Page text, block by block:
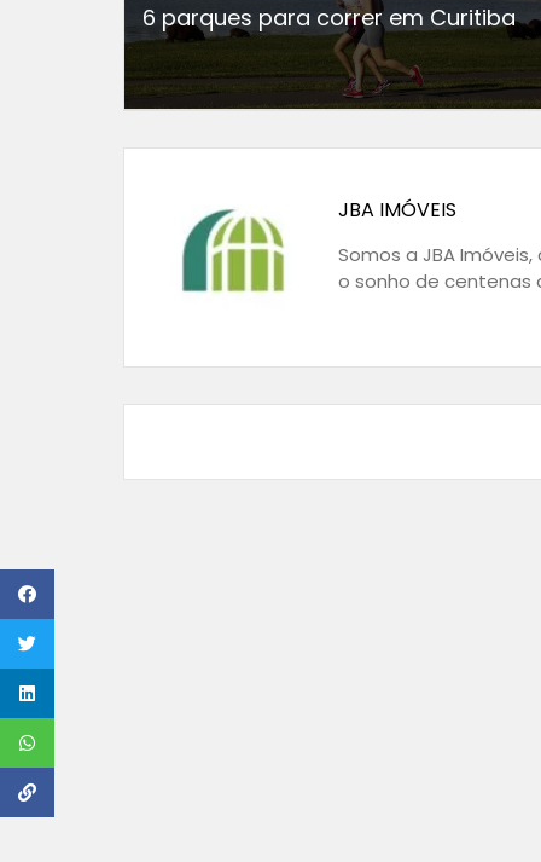
6 parques para correr em Curitiba
JBA IMÓVEIS
Somos a JBA
o sonho de centenas